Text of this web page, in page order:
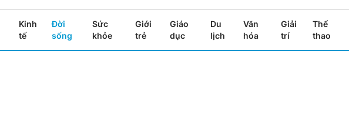
Kinh
tế
Đời
sống
Sức
khỏe
Giới
trẻ
Giáo
dục
Du
lịch
Văn
hóa
Giải
trí
Thể
thao